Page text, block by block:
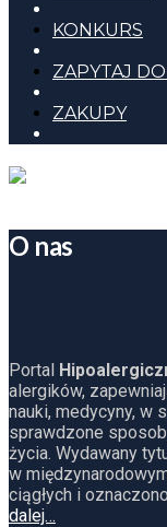
KONKURS
ZAPYTAJ
ZAKUPY
O nas
Portal
alergików,
nauki, medycyny, w
sprawdzone
życia. Wydawany
w
ciągłych i
dalej…